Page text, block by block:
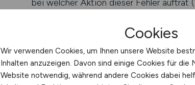
bei welcher Aktion dieser Fehler auftrat (
Cookies
Wir verwenden Cookies, um Ihnen unsere Website
Inhalten anzuzeigen. Davon sind einige Cookies für die
Website notwendig, während andere Cookies dabei